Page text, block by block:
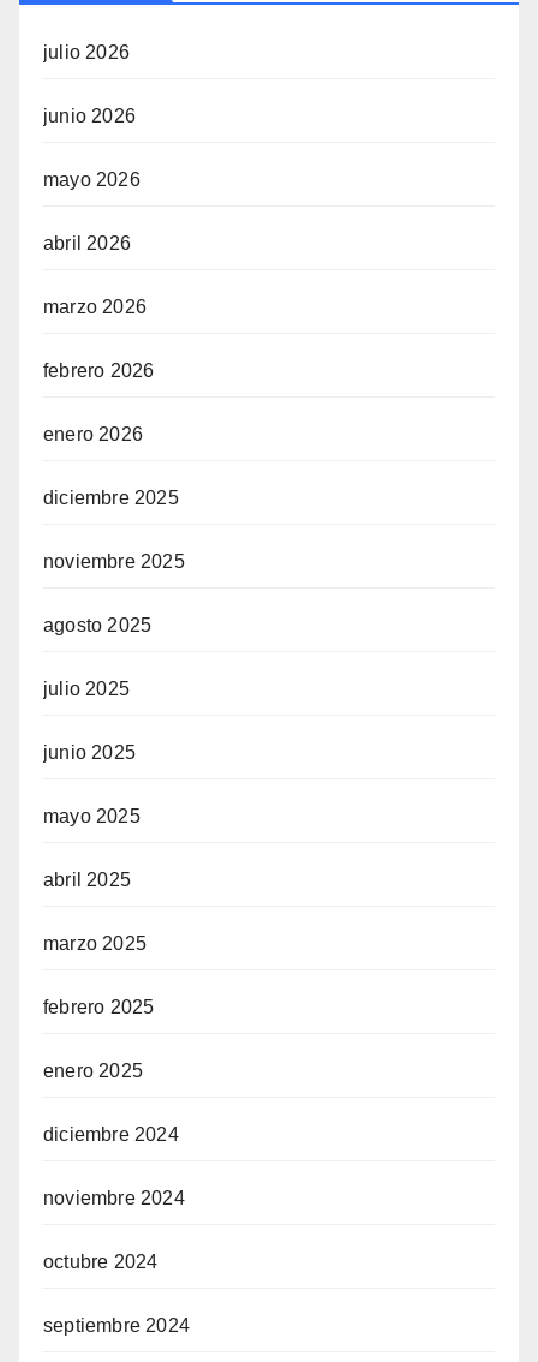
julio 2026
junio 2026
mayo 2026
abril 2026
marzo 2026
febrero 2026
enero 2026
diciembre 2025
noviembre 2025
agosto 2025
julio 2025
junio 2025
mayo 2025
abril 2025
marzo 2025
febrero 2025
enero 2025
diciembre 2024
noviembre 2024
octubre 2024
septiembre 2024